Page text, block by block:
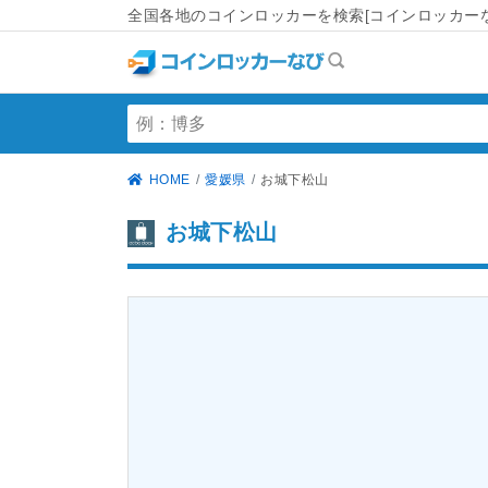
全国各地のコインロッカーを検索[コインロッカー
HOME 愛媛県 お城下松山
お城下松山